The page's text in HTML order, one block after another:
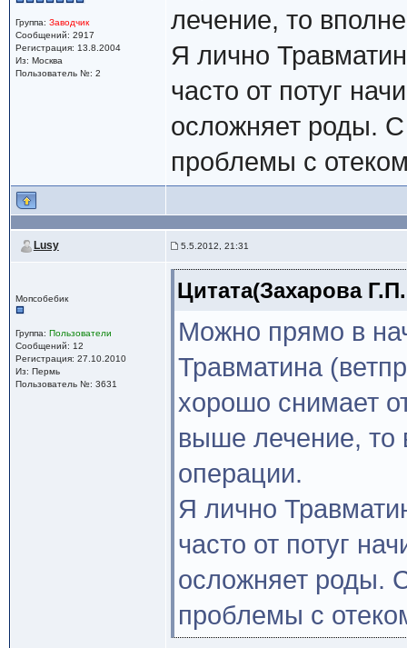
Группа: Заводчик
Сообщений: 2917
Регистрация: 13.8.2004
Из: Москва
Пользователь №: 2
лечение, то
Я лично
часто от потуг
осложняет роды. С
проблемы с
Lusy 5.5.2012, 21:31
Мопсобебик
Группа: Пользователи
Сообщений: 12
Регистрация: 27.10.2010
Из: Пермь
Пользователь №: 3631
Цитата(Захарова
Можно прямо в
Травматина
хорошо снимает
выше лечение, то
операции.
Я лично
часто от потуг
осложняет роды.
проблемы с